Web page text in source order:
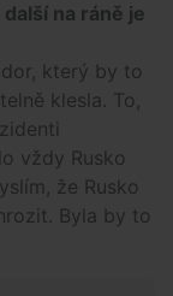
na ráně je
který by to
klesla. To,
vždy Rusko
že Rusko
Byla by to